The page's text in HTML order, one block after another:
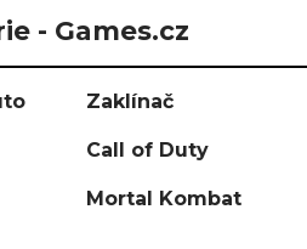
- Games.cz
Zaklínač
Call of Duty
Mortal Kombat